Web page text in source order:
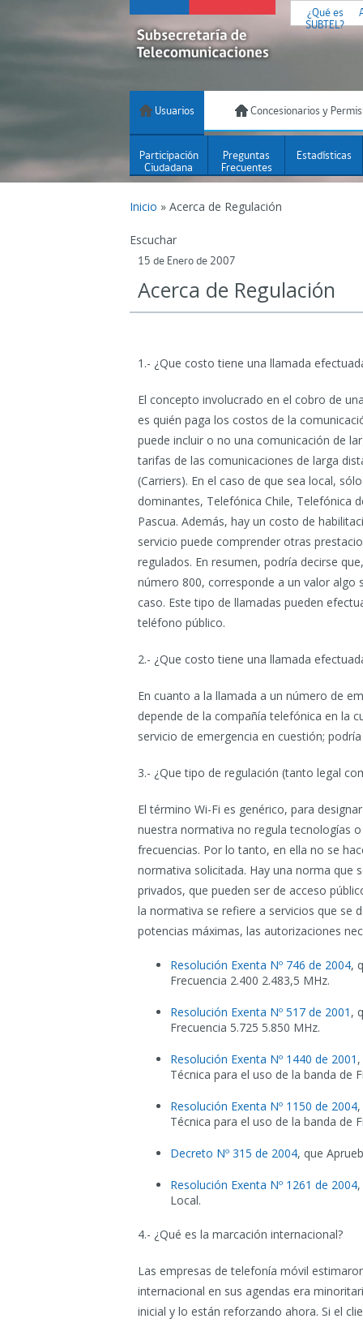
¿Qué es
SUBTEL?
Usuarios Concesionarios y
Participación
Ciudadana
Preguntas
Frecuentes
Estadísticas
Inicio » Acerca de Regulación
Escuchar
15 de Enero de 2007
Acerca de Regulación
1.- ¿Que costo tiene una llamada
El concepto involucrado en el cobro de
es quién paga los costos de la
puede incluir o no una comunicación de
tarifas de las comunicaciones de larga
(Carriers). En el caso de que sea local,
dominantes, Telefónica Chile, Telefónica
Pascua. Además, hay un costo de
servicio puede comprender otras
regulados. En resumen, podría decirse
número 800, corresponde a un valor algo
caso. Este tipo de llamadas pueden
teléfono público.
2.- ¿Que costo tiene una llamada
En cuanto a la llamada a un número de
depende de la compañía telefónica en la
servicio de emergencia en cuestión;
3.- ¿Que tipo de regulación (tanto legal
El término Wi-Fi es genérico, para
nuestra normativa no regula tecnologías
frecuencias. Por lo tanto, en ella no se
normativa solicitada. Hay una norma que
privados, que pueden ser de acceso
la normativa se refiere a servicios que se
potencias máximas, las autorizaciones
Resolución Exenta Nº 746 de 2004,
Frecuencia 2.400 2.483,5 MHz.
Resolución Exenta Nº 517 de 2001 ,
Frecuencia 5.725 5.850 MHz.
Resolución Exenta Nº 1440 de 2001
Técnica para el uso de la banda de
Resolución Exenta Nº 1150 de 2004
Técnica para el uso de la banda de
Decreto Nº 315 de 2004, que
Resolución Exenta Nº 1261 de 2004
Local.
4.- ¿Qué es la marcación internacional?
Las empresas de telefonía móvil
internacional en sus agendas era
inicial y lo están reforzando ahora. Si el